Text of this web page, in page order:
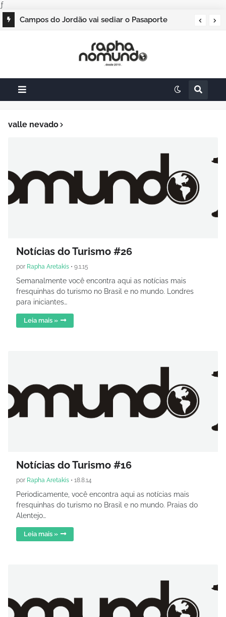
ƒ
Campos do Jordão vai sediar o Pasaporte
valle nevado
Notícias do Turismo #26
por Rapha Aretakis • 9.1.15
Semanalmente você encontra aqui as notícias mais
fresquinhas do turismo no Brasil e no mundo. Londres
para iniciantes…
Leia mais »
Notícias do Turismo #16
por Rapha Aretakis • 18.8.14
Periodicamente, você encontra aqui as notícias mais
fresquinhas do turismo no Brasil e no mundo. Praias do
Alentejo…
Leia mais »